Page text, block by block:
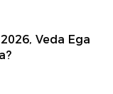
Veda Ega